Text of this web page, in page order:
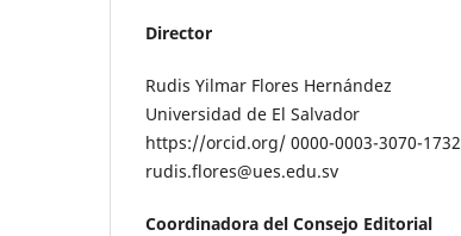
Director
Rudis Yilmar Flores Hernández
Universidad de El Salvador
https://orcid.org/ 0000-0003-3070-1732
rudis.flores@ues.edu.sv
Coordinadora del Consejo Editorial